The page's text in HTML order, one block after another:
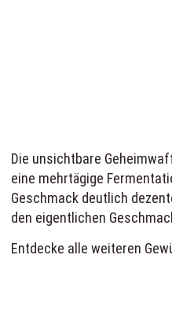
Die unsichtbare
eine mehrtägige
Geschmack deutlich
den eigentlichen
Entdecke alle weiteren